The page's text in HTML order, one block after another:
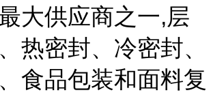
大供应商之一,层
热密封、冷密封、
食品包装和面料复